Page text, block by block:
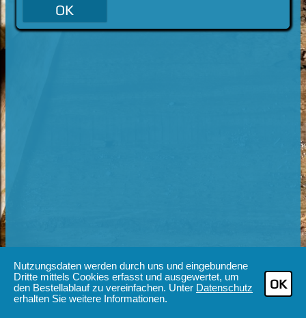
Nutzungsdaten werden durch uns und eingebundene
Dritte mittels Cookies erfasst und ausgewertet, um
den Bestellablauf zu vereinfachen. Unter Datenschutz
erhalten Sie weitere Informationen.
OK